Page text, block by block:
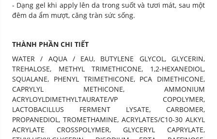
- Dạng gel khi apply lên da trong suốt và tươi mát, sau một
đêm da ẩm mượt, căng tràn sức sống.
THÀNH PHẦN CHI TIẾT
WATER / AQUA / EAU, BUTYLENE GLYCOL, GLYCERIN,
TREHALOSE, METHYL TRIMETHICONE, 1,2-HEXANEDIOL,
SQUALANE, PHENYL TRIMETHICONE, PCA DIMETHICONE,
CAPRYLYL METHICONE, AMMONIUM
ACRYLOYLDIMETHYLTAURATE/VP COPOLYMER,
LACTOBACILLUS FERMENT LYSATE, CARBOMER,
PROPANEDIOL, TROMETHAMINE, ACRYLATES/C10-30 ALKYL
ACRYLATE CROSSPOLYMER, GLYCERYL CAPRYLATE,